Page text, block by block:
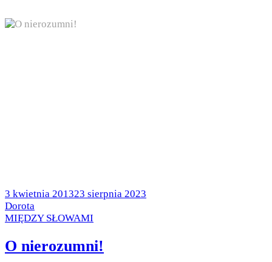
Posted
on
3 kwietnia 201323 sierpnia 2023
by
Dorota
Posted
MIĘDZY SŁOWAMI
O nierozumni!